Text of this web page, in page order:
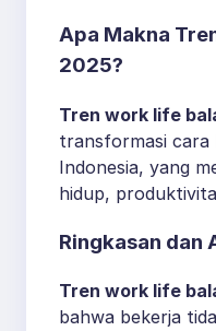
Apa Makna
2025?
Tren work life
transformasi cara
Indonesia, yang
hidup,
Ringkasan dan
Tren work life
bahwa bekerja